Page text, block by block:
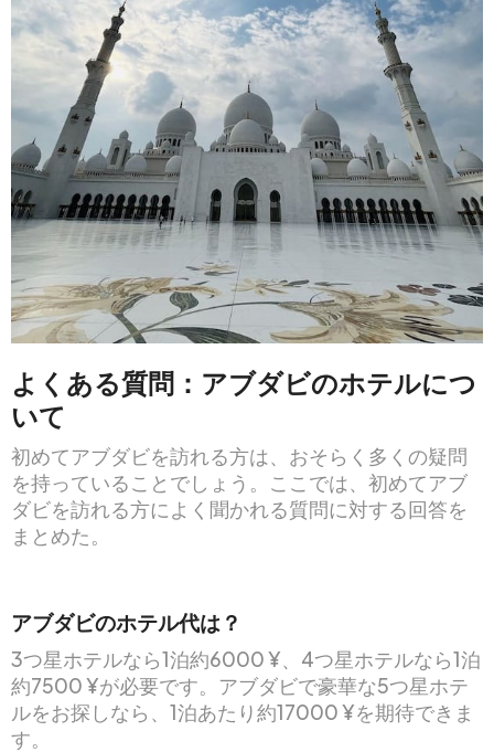
よくある質問：アブダビのホテルにつ
いて
初めてアブダビを訪れる方は、おそらく多くの疑問
を持っていることでしょう。ここでは、初めてアブ
ダビを訪れる方によく聞かれる質問に対する回答を
まとめた。
アブダビのホテル代は？
3つ星ホテルなら1泊約6000 ¥、4つ星ホテルなら1泊
約7500 ¥が必要です。アブダビで豪華な5つ星ホテ
ルをお探しなら、1泊あたり約17000 ¥を期待できま
す。